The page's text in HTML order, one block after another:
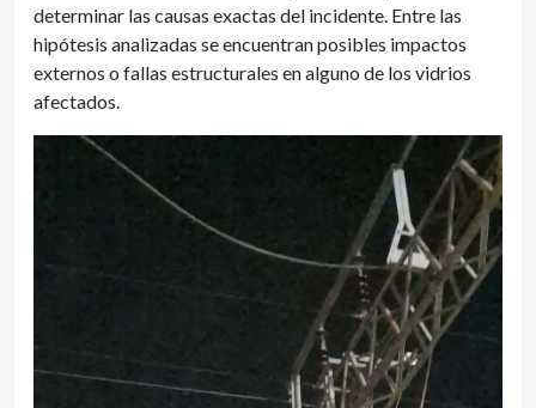
determinar las causas exactas del incidente. Entre las
hipótesis analizadas se encuentran posibles impactos
externos o fallas estructurales en alguno de los vidrios
afectados.